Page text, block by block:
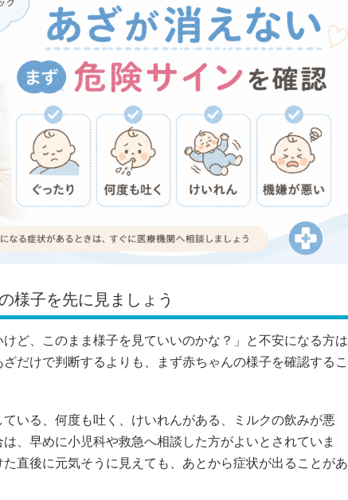
様子を先に見ましょう
けど、このまま様子を見ていいのかな？」と不安になる方は
だけで判断するよりも、まず赤ちゃんの様子を確認するこ
いる、何度も吐く、けいれんがある、ミルクの飲みが悪
、早めに小児科や救急へ相談した方がよいとされていま
直後に元気そうに見えても、あとから症状が出ることがあ